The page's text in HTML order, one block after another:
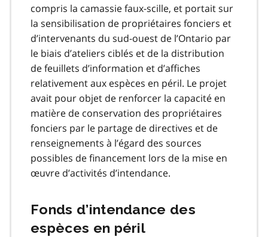
compris la camassie faux-scille, et portait sur
la sensibilisation de propriétaires fonciers et
d’intervenants du sud-ouest de l’Ontario par
le biais d’ateliers ciblés et de la distribution
de feuillets d’information et d’affiches
relativement aux espèces en péril. Le projet
avait pour objet de renforcer la capacité en
matière de conservation des propriétaires
fonciers par le partage de directives et de
renseignements à l’égard des sources
possibles de financement lors de la mise en
œuvre d’activités d’intendance.
Fonds d’intendance des
espèces en péril